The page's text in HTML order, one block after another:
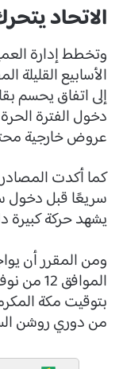
الاتحاد
وتخطط إدارة
الأسابيع القليلة
إلى اتفاق يحسم
دخول الفترة
عروض خارجية
كما أكدت
سريعًا قبل دخول
يشهد حركة كبيرة
ومن المقرر أن
بتوقيت مكة
من دوري روشن